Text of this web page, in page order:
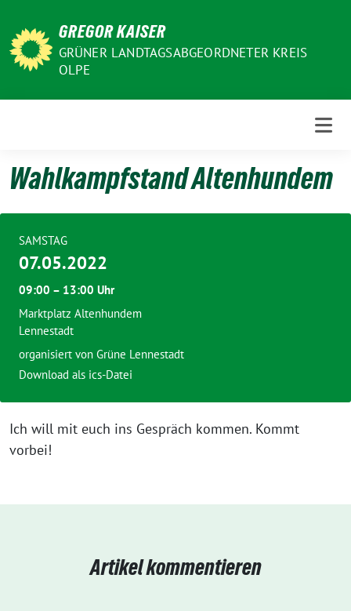
zum
Inhalt
GREGOR KAISER
GRÜNER LANDTAGSABGEORDNETER KREIS
OLPE
Wahlkampfstand Altenhundem
Ich will mit euch ins Gespräch kommen. Kommt
vorbei!
SAMSTAG
07.05.2022
09:00 – 13:00 Uhr
Marktplatz Altenhundem
Lennestadt
organisiert von Grüne Lennestadt
Download als ics-Datei
Artikel kommentieren